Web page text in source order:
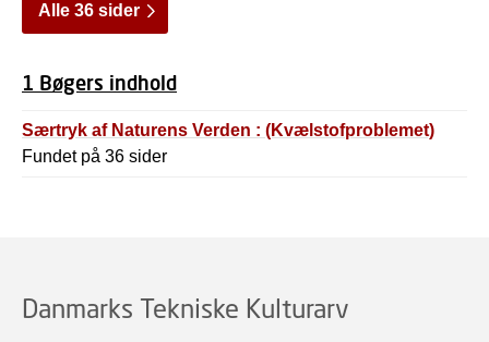
Alle 36 sider
1 Bøgers indhold
Særtryk af Naturens Verden : (Kvælstofproblemet)
Fundet på 36 sider
Danmarks Tekniske Kulturarv